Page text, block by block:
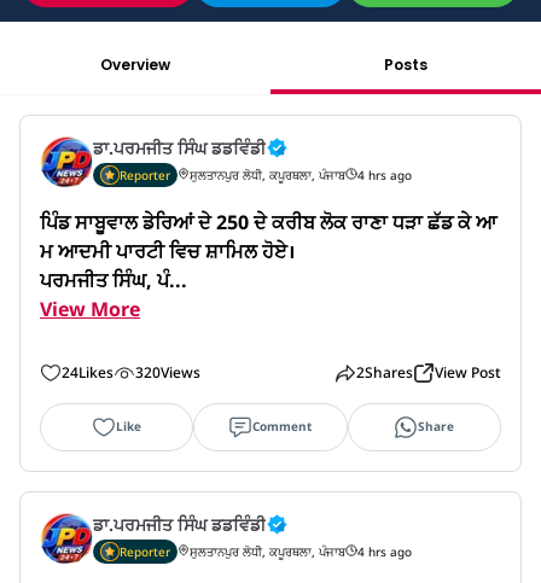
Overview Posts
ਡਾ.ਪਰਮਜੀਤ ਸਿੰਘ ਡਡਵਿੰਡੀ
Reporter ਸੁਲਤਾਨਪੁਰ ਲੋਧੀ, ਕਪੂਰਥਲਾ, ਪੰਜਾਬ 4 hrs ago
ਪਿੰਡ ਸਾਬੂਵਾਲ ਡੇਰਿਆਂ ਦੇ 250 ਦੇ ਕਰੀਬ ਲੋਕ ਰਾਣਾ ਧੜਾ ਛੱਡ ਕੇ ਆ
ਮ ਆਦਮੀ ਪਾਰਟੀ ਵਿਚ ਸ਼ਾਮਿਲ ਹੋਏ।
ਪਰਮਜੀਤ ਸਿੰਘ, ਪੰ...
View More
24Likes 320Views 2Shares View Post
Like Comment Share
ਡਾ.ਪਰਮਜੀਤ ਸਿੰਘ ਡਡਵਿੰਡੀ
Reporter ਸੁਲਤਾਨਪੁਰ ਲੋਧੀ, ਕਪੂਰਥਲਾ, ਪੰਜਾਬ 4 hrs ago